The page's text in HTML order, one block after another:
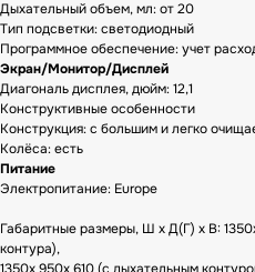
Дыхательный объем, мл: от 20
Тип подсветки: светодиодный
Программное обеспечение: учет
Экран/Монитор/Дисплей
Диагональ дисплея, дюйм: 12,1
Конструктивные особенности
Конструкция: с большим и легко
Колёса: есть
Питание
Электропитание: Europe
Габаритные размеры, Ш х Д(Г) х В:
контура),